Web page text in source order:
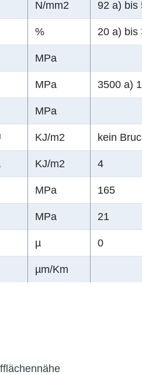
N/mm2 92 a) bis
% 20 a) bis
MPa
MPa 3500 a)
MPa
KJ/m2 kein
KJ/m2 4
MPa 165
MPa 21
µ 0
µm/Km